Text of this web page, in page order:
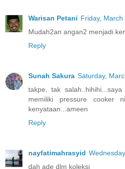
Warisan Petani Friday,
Mudah2an angan2 menjadi
Reply
Sunah Sakura Saturday,
takpe, tak
memiliki pressure cooker
kenyataan...ameen
Reply
nayfatimahrasyid
dah ade dlm koleksi